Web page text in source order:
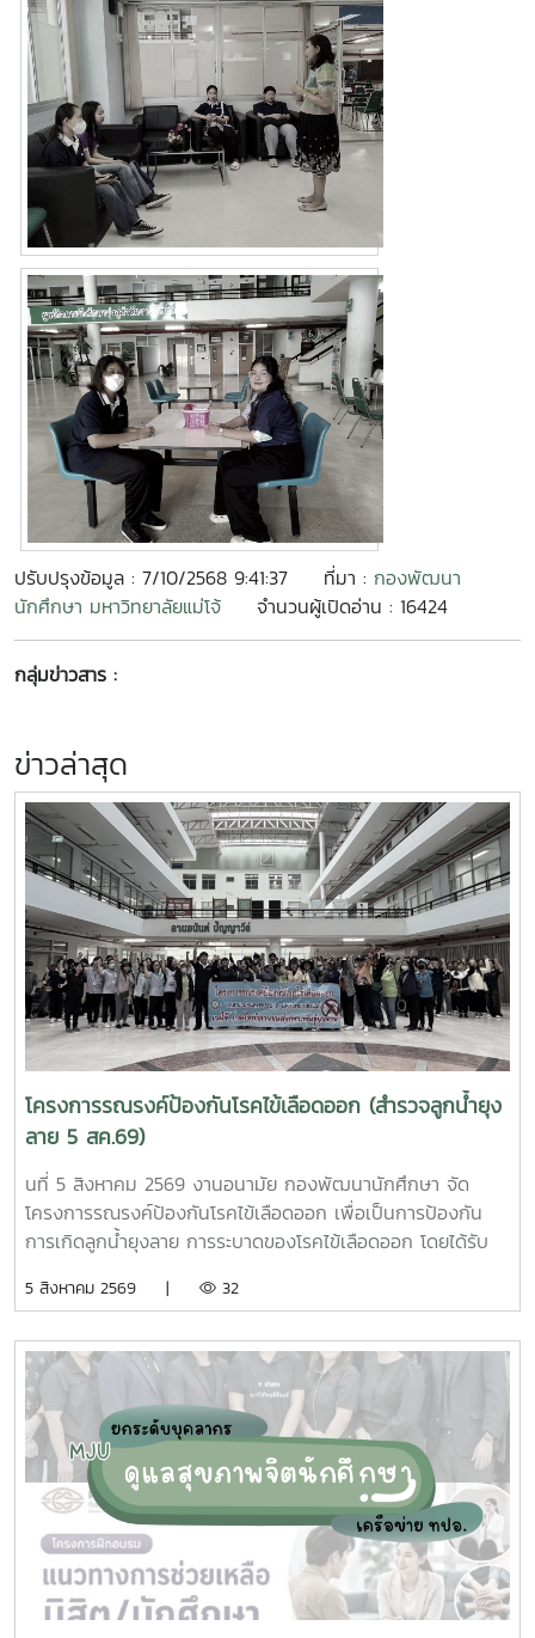
ปรับปรุงข้อมูล : 7/10/2568 9:41:37 ที่มา : กองพัฒนา
นักศึกษา มหาวิทยาลัยแม่โจ้
จำนวนผู้เปิดอ่าน : 16424
กลุ่มข่าวสาร :
ข่าวล่าสุด
โครงการรณรงค์ป้องกันโรคไข้เลือดออก (สำรวจลูกน้ำยุง
ลาย 5 สค.69)
นที่ 5 สิงหาคม 2569 งานอนามัย กองพัฒนานักศึกษา จัด
โครงการรณรงค์ป้องกันโรคไข้เลือดออก เพื่อเป็นการป้องกัน
การเกิดลูกน้ำยุงลาย การระบาดของโรคไข้เลือดออก โดยได้รับ
นักศึกษาจิตอาสา ร่วมกันสำรวจทำลายแหล่งเพาะพันธุ์ยุงลาย
มหาวิทยาลัยแม่โจ้ ทั้งนี้ได้รับความอนุเคราะห์รถรับนักศึกษาจาก
กองกายภาพและสิ่งแวดล้อม
5 สิงหาคม 2569 | 32